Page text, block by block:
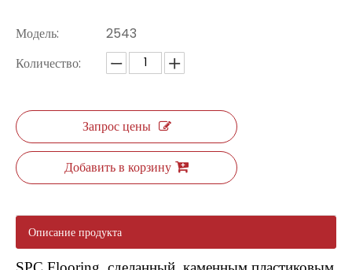
L2662 Плитка LVT
Модель:
2543
Количество:
Запрос цены
Добавить в корзину
Описание продукта